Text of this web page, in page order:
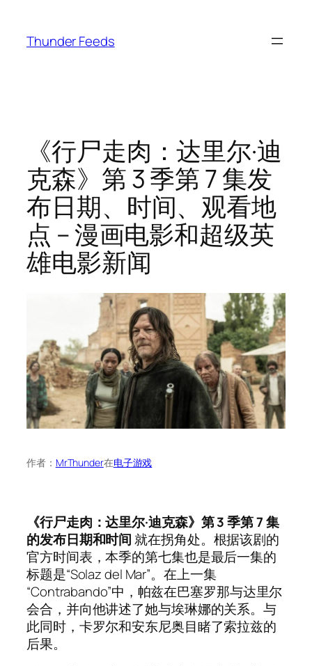
Thunder Feeds
《行尸走肉：达里尔·迪
克森》第 3 季第 7 集发
布日期、时间、观看地
点 – 漫画电影和超级英
雄电影新闻
作者： MrThunder在电子游戏
《行尸走肉：达里尔·迪克森》第 3 季第 7 集
的发布日期和时间就在拐角处。根据该剧的
官方时间表，本季的第七集也是最后一集的
标题是“Solaz del Mar”。在上一集
“Contrabando”中，帕兹在巴塞罗那与达里尔
会合，并向他讲述了她与埃琳娜的关系。与
此同时，卡罗尔和安东尼奥目睹了索拉兹的
后果。